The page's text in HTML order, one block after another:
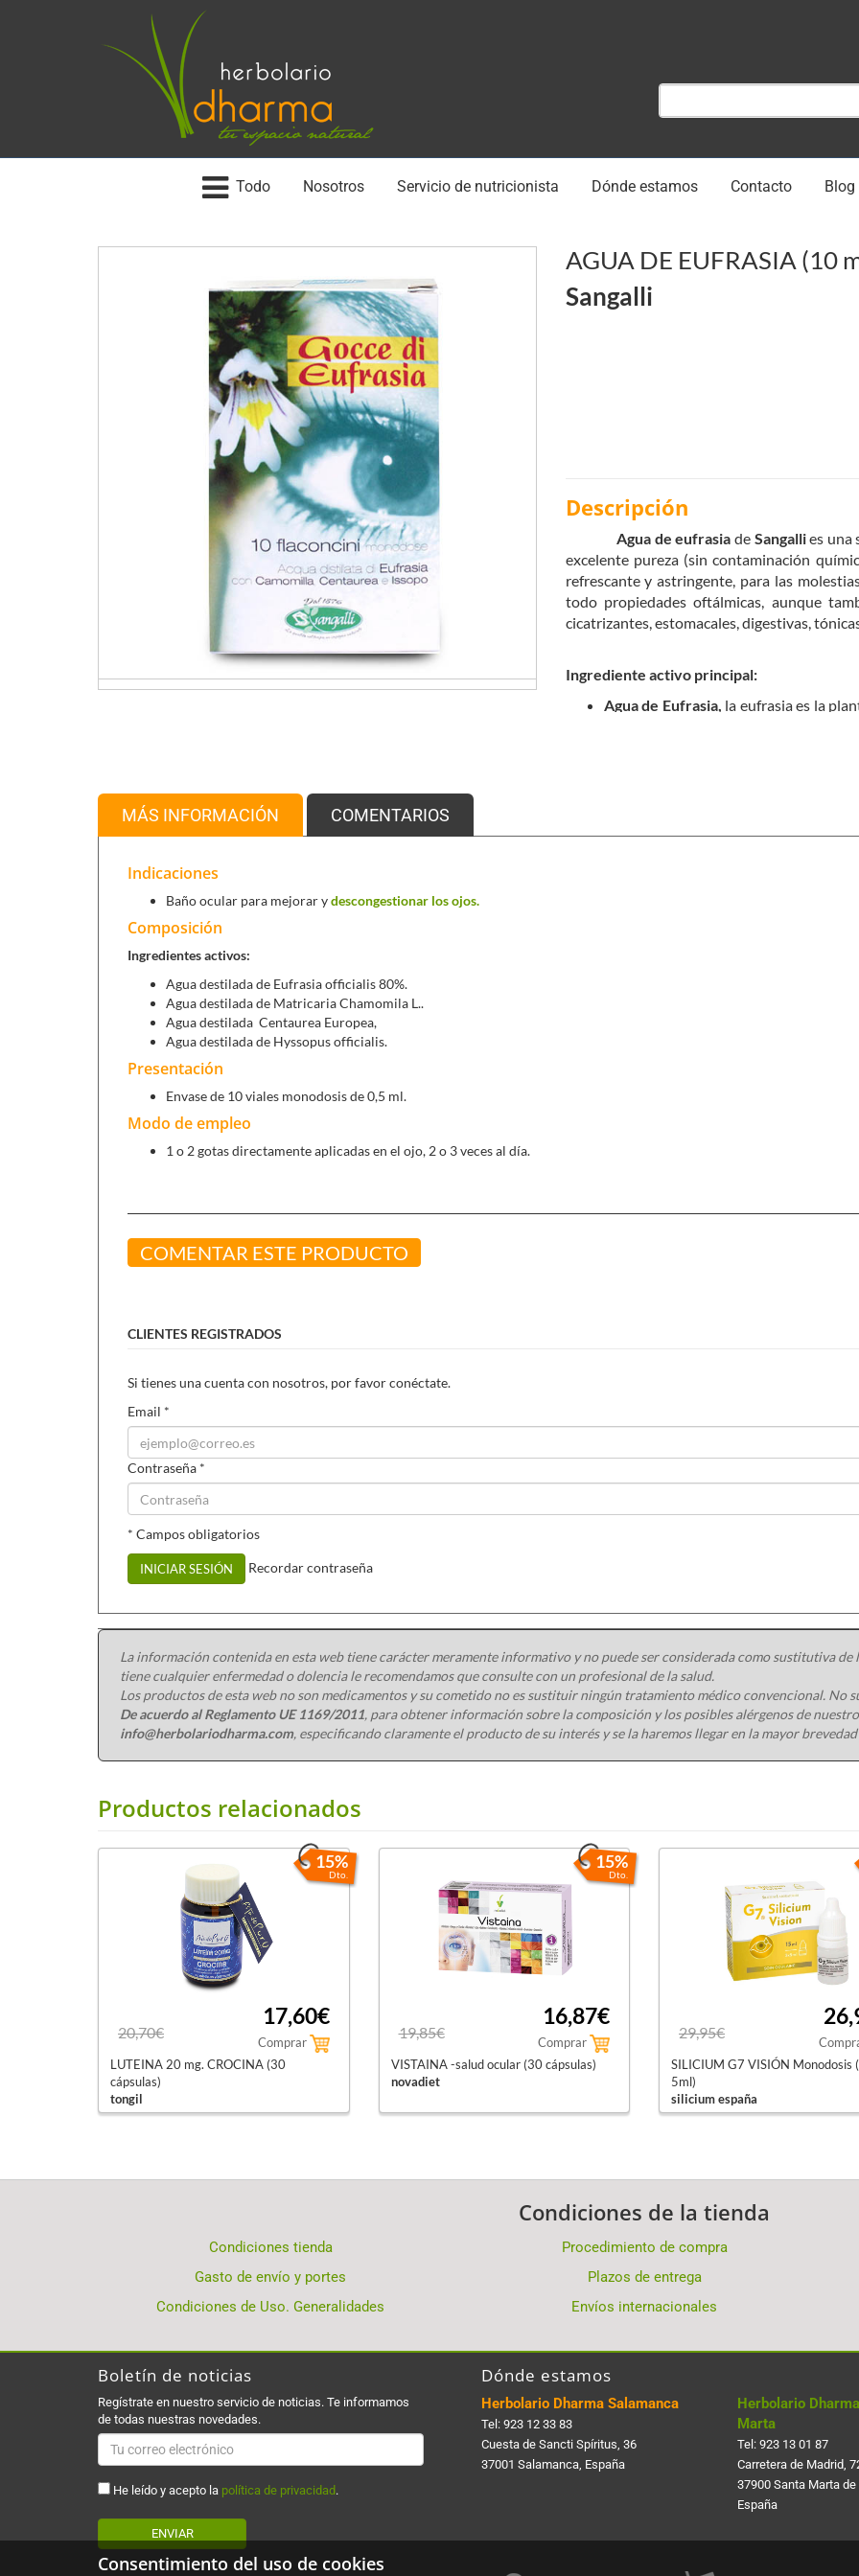
Todo Nosotros Servicio de nutricionista Dónde estamos Contacto Blog
AGUA DE EUFRASIA (10
Sangalli
Descripción
Agua de eufrasia de Sangallies una
excelente pureza (sin contaminación
refrescante y astringente, para las
todo propiedades oftálmicas, aunque
cicatrizantes, estomacales, digestivas,
Ingrediente activo principal:
Agua de Eufrasia, la eufrasia es la
los focos infecciosos provocados por
conjuntivitis, la inflamación de los
contacto.
MÁS INFORMACIÓN COMENTARIOS
Indicaciones
Baño ocular para mejorar ydescongestionar los ojos.
Composición
Ingredientes activos:
Agua destilada de Eufrasia officialis 80%.
Agua destilada de Matricaria Chamomila L..
Agua destilada Centaurea Europea,
Agua destilada de Hyssopus officialis.
Presentación
Envase de 10 viales monodosis de 0,5 ml.
Modo de empleo
1 o 2 gotas directamente aplicadas en el ojo, 2 o 3 veces al día.
COMENTAR ESTE PRODUCTO
CLIENTES REGISTRADOS
Si tienes una cuenta con nosotros, por favor conéctate.
Email *
Contraseña *
* Campos obligatorios
INICIAR SESIÓN Recordar contraseña
La información contenida en esta web tiene carácter meramente informativo y no puede ser considerada como sustitutiva
tiene cualquier enfermedad o dolencia le recomendamos que consulte con un profesional de la salud.
Los productos de esta web no son medicamentos y su cometido no es sustituir ningún tratamiento médico convencional. No
De acuerdo al Reglamento UE 1169/2011, para obtener información sobre la composición y los posibles alérgenos de
info@herbolariodharma.com, especificando claramente el producto de su interés y se la haremos llegar en la mayor
Productos relacionados
15%
Dto.
20,70€
17,60€
Comprar
LUTEINA 20 mg. CROCINA (30
cápsulas)
tongil
15%
Dto.
19,85€
16,87€
Comprar
VISTAINA -salud ocular (30 cápsulas)
novadiet
29,95€
SILICIUM G7 VISIÓN Monodosis
5ml)
silicium españa
Condiciones de la tienda
Condiciones tienda Procedimiento de compra
Gasto de envío y portes
Plazos de entrega
Condiciones de Uso. Generalidades
Envíos internacionales
Boletín de noticias
Regístrate en nuestro servicio de noticias. Te informamos
de todas nuestras novedades.
He leído y acepto la política de privacidad .
ENVIAR
Dónde estamos
Herbolario Dharma Salamanca
Tel: 923 12 33 83
Cuesta de Sancti Spí­ritus, 36
37001 Salamanca, España
Herbolario
Marta
Tel: 923 13 01 87
Carretera de Madrid,
37900 Santa Marta de
España
Consentimiento del uso de cookies